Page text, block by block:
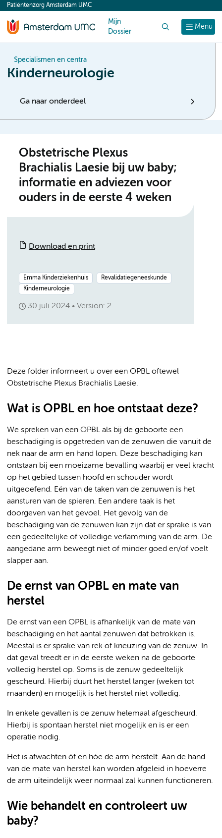
content
Menu
Patiëntenzorg Amsterdam UMC
Mijn
Dossier
Specialismen en centra
Kinderneurologie
Ga naar onderdeel
Obstetrische Plexus
Brachialis Laesie bij uw baby;
informatie en adviezen voor
ouders in de eerste 4 weken
Download en print
Emma Kinderziekenhuis
Revalidatiegeneeskunde
Kinderneurologie
30 juli 2024 Version: 2
Deze folder informeert u over een OPBL oftewel
Obstetrische Plexus Brachialis Laesie.
Wat is OPBL en hoe ontstaat deze?
We spreken van een OPBL als bij de geboorte een
beschadiging is opgetreden van de zenuwen die vanuit de
nek naar de arm en hand lopen. Deze beschadiging kan
ontstaan bij een moeizame bevalling waarbij er veel kracht
op het gebied tussen hoofd en schouder wordt
uitgeoefend. Eén van de taken van de zenuwen is het
aansturen van de spieren. Een andere taak is het
doorgeven van het gevoel. Het gevolg van de
beschadiging van de zenuwen kan zijn dat er sprake is van
een gedeeltelijke of volledige verlamming van de arm. De
aangedane arm beweegt niet of minder goed en/of voelt
slapper aan.
De ernst van OPBL en mate van
herstel
De ernst van een OPBL is afhankelijk van de mate van
beschadiging en het aantal zenuwen dat betrokken is.
Meestal is er sprake van rek of kneuzing van de zenuw. In
dat geval treedt er in de eerste weken na de geboorte
volledig herstel op. Soms is de zenuw gedeeltelijk
gescheurd. Hierbij duurt het herstel langer (weken tot
maanden) en mogelijk is het herstel niet volledig.
In enkele gevallen is de zenuw helemaal afgescheurd.
Hierbij is spontaan herstel niet mogelijk en is er een
operatie nodig.
Het is afwachten óf en hóe de arm herstelt. Aan de hand
van de mate van herstel kan worden afgeleid in hoeverre
de arm uiteindelijk weer normaal zal kunnen functioneren.
Wie behandelt en controleert uw
baby?